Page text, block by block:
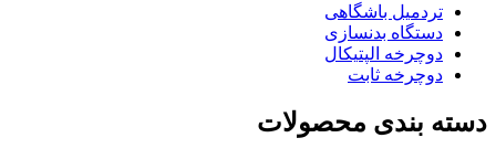
تردمیل باشگاهی
دستگاه بدنسازی
دوچرخه الپتیکال
دوچرخه ثابت
دسته بندی محصولات